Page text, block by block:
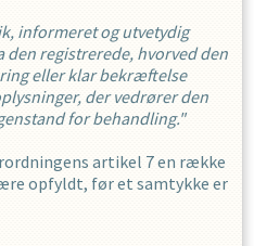
informeret og utvetydig
den registrerede, hvorved den
eller klar bekræftelse
der vedrører den
for behandling."
artikel 7 en række
opfyldt, før et samtykke er